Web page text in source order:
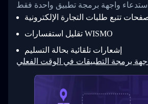
28
29
30
31
33
34
"Details":
          }
        ]
      }
  }
}
واجهة برمجة تطبيق واحدة فقط
تتبع طلبات التجارة الإلكترونية
تقليل استفسارات WISMO
إشعارات تلقائية بحالة التسليم